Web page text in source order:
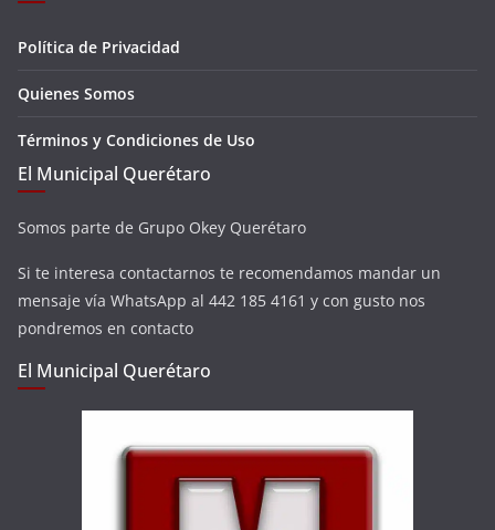
Política de Privacidad
Quienes Somos
Términos y Condiciones de Uso
El Municipal Querétaro
Somos parte de Grupo Okey Querétaro
Si te interesa contactarnos te recomendamos mandar un
mensaje vía WhatsApp al 442 185 4161 y con gusto nos
pondremos en contacto
El Municipal Querétaro